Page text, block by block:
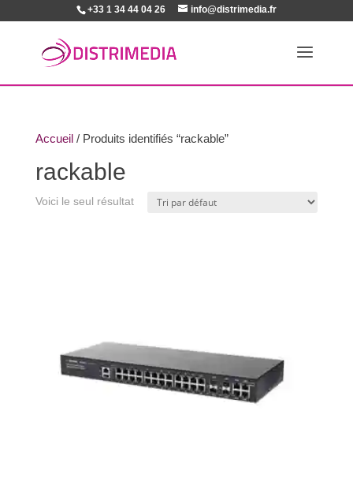
+33 1 34 44 04 26 info@distrimedia.fr
Accueil/ Produits identifiés “rackable”
rackable
Voici le seul résultat